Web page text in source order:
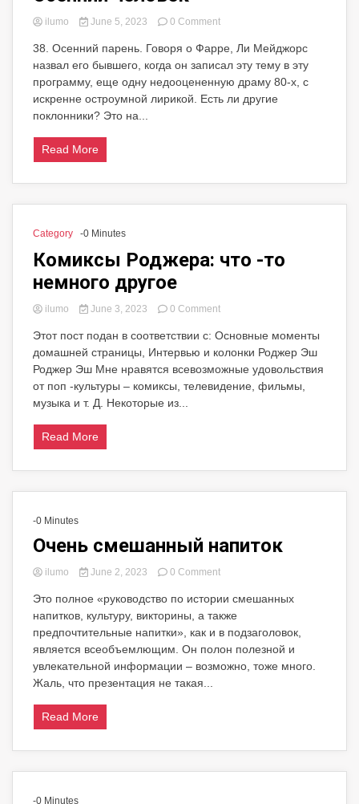
ilumo June 5, 2023 0 Commenton
40
темах
T.V.
38. Осенний парень. Говоря о Фарре, Ли Мейджорс
назвал его бывшего, когда он записал эту тему в эту
программу, еще одну недооцененную драму 80-х, с
искренне остроумной лирикой. Есть ли другие
поклонники? Это на...
Read More
Category -0 Minutes
Комиксы Роджера: что -то
немного другое
ilumo June 3, 2023 0 Commenton
Роджера:
что
-то
другое
Этот пост подан в соответствии с: Основные моменты
домашней страницы, Интервью и колонки Роджер Эш
Роджер Эш Мне нравятся всевозможные удовольствия
от поп -культуры – комиксы, телевидение, фильмы,
музыка и т. Д. Некоторые из...
Read More
-0 Minutes
Очень смешанный напиток
ilumo June 2, 2023 0 Commenton
смешанный
напиток
Это полное «руководство по истории смешанных
напитков, культуру, викторины, а также
предпочтительные напитки», как и в подзаголовок,
является всеобъемлющим. Он полон полезной и
увлекательной информации – возможно, тоже много.
Жаль, что презентация не такая...
Read More
-0 Minutes